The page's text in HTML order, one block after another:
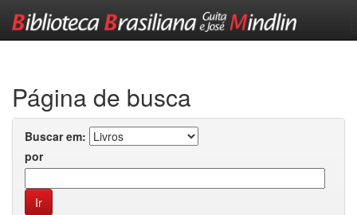
Página de busca
Buscar em:
por